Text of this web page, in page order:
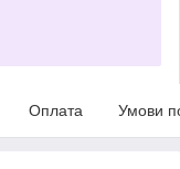
Оплата Умови